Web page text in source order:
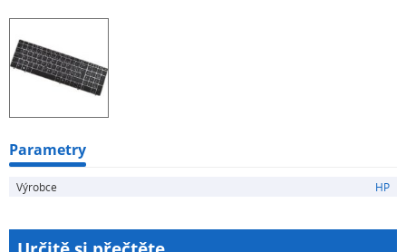
Parametry
Výrobce HP